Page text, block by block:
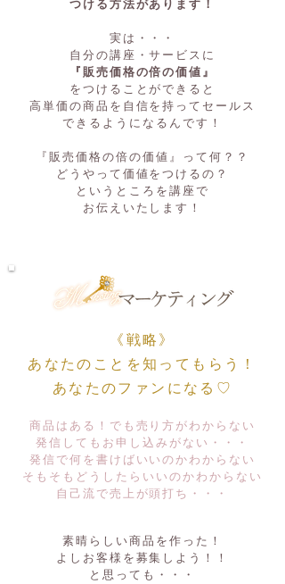
つける方法があります！
実は・・・
自分の講座・サービスに
『販売価格の倍の価値』
をつけることができると
高単価の商品を自信を持ってセールス
できるようになるんです！
『販売価格の倍の価値』って何？？
どうやって価値をつけるの？
というところを講座で
お伝えいたします！
《戦略》
あなたのことを知ってもらう！
あなたのファンになる♡
商品はある！でも売り方がわからない
発信してもお申し込みがない・・・
発信で何を書けばいいのかわからない
そもそもどうしたらいいのかわからない
自己流で売上が頭打ち・・・
素晴らしい商品を作った！
よしお客様を募集しよう！！
と思っても・・・